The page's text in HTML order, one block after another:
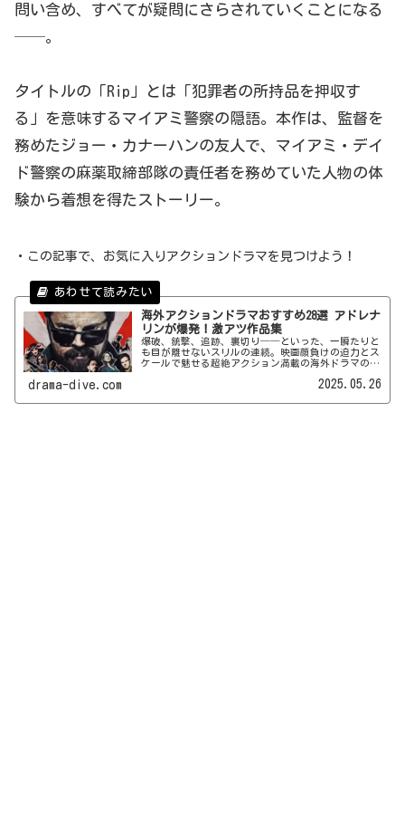
問い含め、すべてが疑問にさらされていくことになる
──。
タイトルの「Rip」とは「犯罪者の所持品を押収す
る」を意味するマイアミ警察の隠語。本作は、監督を
務めたジョー・カナーハンの友人で、マイアミ・デイ
ド警察の麻薬取締部隊の責任者を務めていた人物の体
験から着想を得たストーリー。
・この記事で、お気に入りアクションドラマを見つけよう！
海外アクションドラマおすすめ28選 アドレナ
リンが爆発！激アツ作品集
爆破、銃撃、追跡、裏切り──といった、一瞬たりと
も目が離せないスリルの連続。映画顔負けの迫力とス
ケールで魅せる超絶アクション満載の海外ドラマの世
を視聴している筆者が、アドレナリン全開でイッキ見
drama-dive.com 2025.05.26